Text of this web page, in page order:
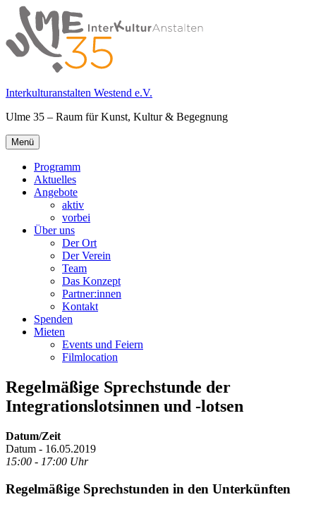
Springe
zum
Inhalt
Interkulturanstalten Westend e.V.
Ulme 35 – Raum für Kunst, Kultur & Begegnung
Primäres
Menü
Menü
Programm
Aktuelles
Angebote
aktiv
vorbei
Über uns
Der Ort
Der Verein
Team
Das Konzept
Partner:innen
Kontakt
Spenden
Mieten
Events und Feiern
Filmlocation
Regelmäßige Sprechstunde der
Integrationslotsinnen und -lotsen
Datum/Zeit
Datum - 16.05.2019
15:00 - 17:00 Uhr
Regelmäßige Sprechstunden in den Unterkünften